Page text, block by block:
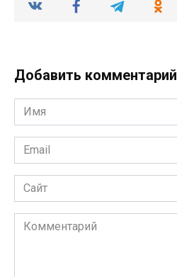
Добавить комментарий
Имя
*
Email
*
Сайт
Комментарий